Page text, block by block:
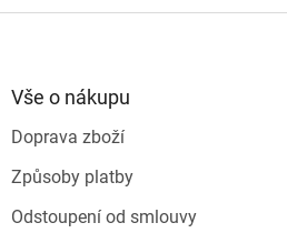
Vše o nákupu
Doprava zboží
Způsoby platby
Odstoupení od smlouvy